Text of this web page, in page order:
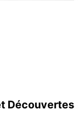
Découvertes